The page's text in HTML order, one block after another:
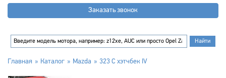
Заказать звонок
Главная Каталог Mazda 323 C хэтчбек IV